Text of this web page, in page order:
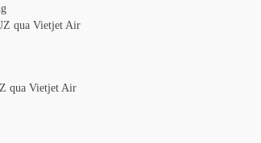
qua Vietjet Air
qua Vietjet Air